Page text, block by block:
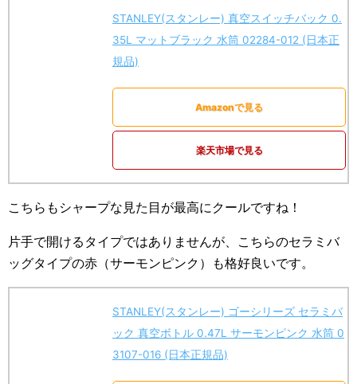
STANLEY(スタンレー) 真空スイッチバック 0.
35L マットブラック 水筒 02284-012 (日本正
規品)
Amazonで見る
楽天市場で見る
こちらもシャープな見た目が最高にクールですね！
片手で開けるタイプではありませんが、こちらのセラミバ
ッグタイプの赤（サーモンピンク）も格好良いです。
STANLEY(スタンレー) ゴーシリーズ セラミバ
ック 真空ボトル 0.47L サーモンピンク 水筒 0
3107-016 (日本正規品)